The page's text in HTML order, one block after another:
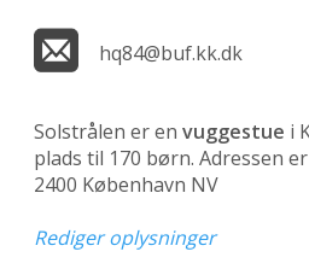
hq84@buf.kk.dk
Solstrålen er en vuggestue i
plads til 170 børn. Adressen
2400 København NV
Rediger oplysninger